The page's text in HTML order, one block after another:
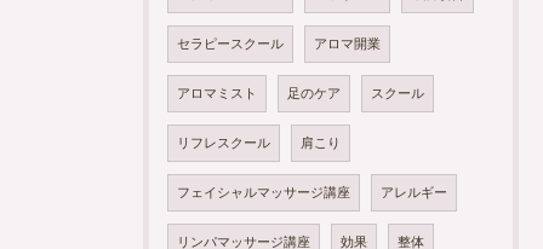
セラピースクール アロマ開業
アロマミスト 足のケア スクール
リフレスクール 肩こり
フェイシャルマッサージ講座 アレルギー
リンパマッサージ講座 効果 整体